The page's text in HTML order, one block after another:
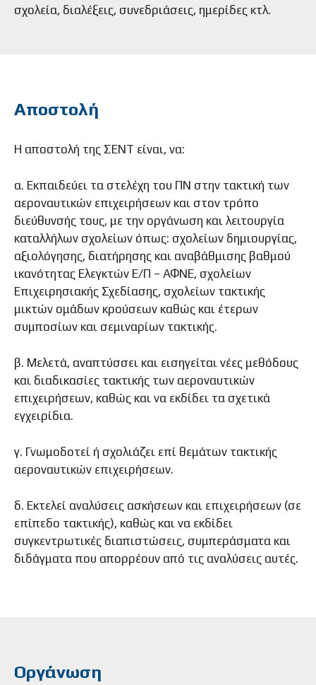
σχολεία, διαλέξεις, συνεδριάσεις, ημερίδες κτλ.
Αποστολή
Η αποστολή της ΣΕΝΤ είναι, να:
α. Εκπαιδεύει τα στελέχη του ΠΝ στην τακτική των
αεροναυτικών επιχειρήσεων και στον τρόπο
διεύθυνσής τους, με την οργάνωση και λειτουργία
καταλλήλων σχολείων όπως: σχολείων δημιουργίας,
αξιολόγησης, διατήρησης και αναβάθμισης βαθμού
ικανότητας Ελεγκτών Ε/Π – ΑΦΝΕ, σχολείων
Επιχειρησιακής Σχεδίασης, σχολείων τακτικής
μικτών ομάδων κρούσεων καθώς και έτερων
συμποσίων και σεμιναρίων τακτικής.
β. Μελετά, αναπτύσσει και εισηγείται νέες μεθόδους
και διαδικασίες τακτικής των αεροναυτικών
επιχειρήσεων, καθώς και να εκδίδει τα σχετικά
εγχειρίδια.
γ. Γνωμοδοτεί ή σχολιάζει επί θεμάτων τακτικής
αεροναυτικών επιχειρήσεων.
δ. Εκτελεί αναλύσεις ασκήσεων και επιχειρήσεων (σε
επίπεδο τακτικής), καθώς και να εκδίδει
συγκεντρωτικές διαπιστώσεις, συμπεράσματα και
διδάγματα που απορρέουν από τις αναλύσεις αυτές.
Οργάνωση